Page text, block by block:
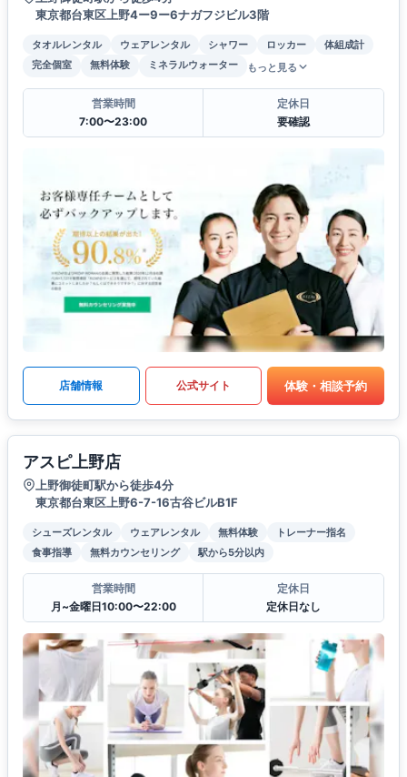
東京都台東区上野4ー9ー6ナガフジビル3階
タオルレンタル ウェアレンタル シャワー ロッカー
体組成計
完全個室
無料体験 ミネラルウォーター もっと見る
営業時間
7:00〜23:00
定休日
要確認
店舗情報 公式サイト 体験・相談予約
アスピ上野店
上野御徒町駅から徒歩4分
東京都台東区上野6-7-16古谷ビルB1F
シューズレンタル ウェアレンタル 無料体験
トレーナー指名
食事指導
無料カウンセリング 駅から5分以内
営業時間
月~金曜日10:00〜22:00
定休日
定休日なし